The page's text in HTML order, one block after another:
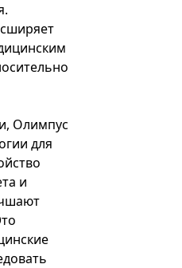
Олимпус
для
и